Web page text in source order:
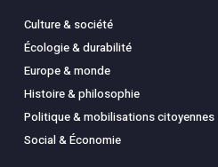
Culture & société
Écologie & durabilité
Europe & monde
Histoire & philosophie
Politique & mobilisations citoyennes
Social & Économie